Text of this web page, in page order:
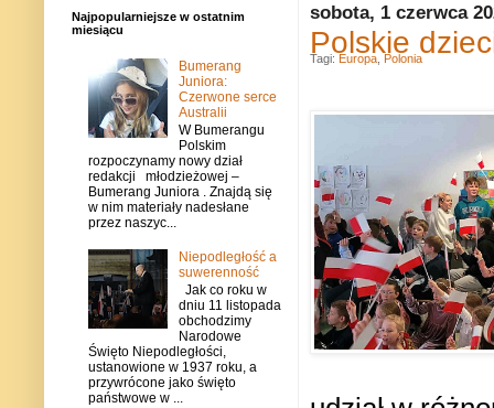
sobota, 1 czerwca
Polskie
Tagi: Europa Polonia
Najpopularniejsze w ostatnim
miesiącu
Bumerang
Juniora:
Czerwone serce
Australii
W Bumerangu
Polskim
rozpoczynamy nowy dział
redakcji młodzieżowej –
Bumerang Juniora . Znajdą się
w nim materiały nadesłane
przez naszyc...
Niepodległość a
suwerenność
Jak co roku w
dniu 11 listopada
obchodzimy
Narodowe
Święto Niepodległości,
ustanowione w 1937 roku, a
przywrócone jako święto
państwowe w ...